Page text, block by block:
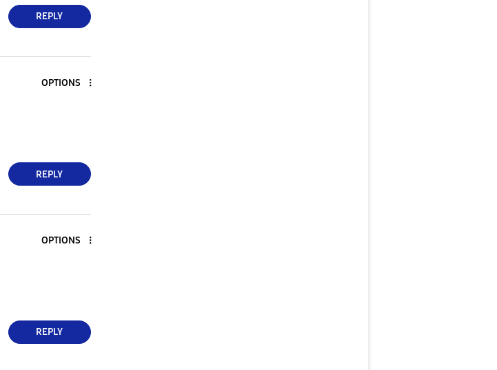
REPLY
OPTIONS
REPLY
OPTIONS
REPLY